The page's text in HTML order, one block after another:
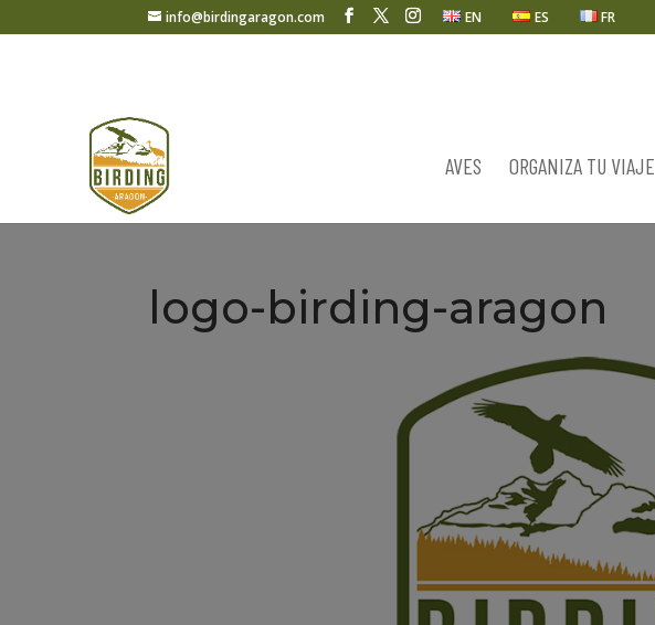
info@birdingaragon.com EN ES FR
AVES ORGANIZA TU VIAJE
logo-birding-aragon